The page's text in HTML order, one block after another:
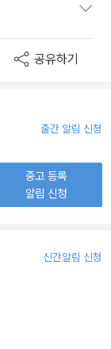
공유하기
출간 알림 신청
중고 등록
알림 신청
신간알림 신청